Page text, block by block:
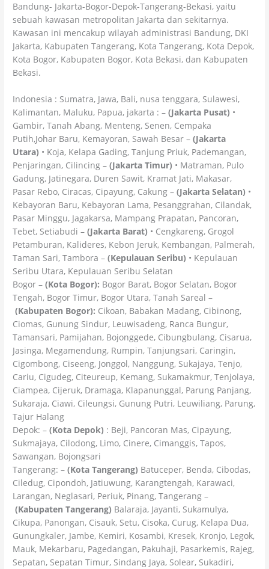
Bandung- Jakarta-Bogor-Depok-Tangerang-Bekasi, yaitu
sebuah kawasan metropolitan Jakarta dan sekitarnya.
Kawasan ini mencakup wilayah administrasi Bandung, DKI
Jakarta, Kabupaten Tangerang, Kota Tangerang, Kota Depok,
Kota Bogor, Kabupaten Bogor, Kota Bekasi, dan Kabupaten
Bekasi.
Indonesia : Sumatra, Jawa, Bali, nusa tenggara, Sulawesi,
Kalimantan, Maluku, Papua, jakarta : –(Jakarta Pusat) •
Gambir, Tanah Abang, Menteng, Senen, Cempaka
Putih,Johar Baru, Kemayoran, Sawah Besar –(Jakarta
Utara) • Koja, Kelapa Gading, Tanjung Priuk, Pademangan,
Penjaringan, Cilincing –(Jakarta Timur) • Matraman, Pulo
Gadung, Jatinegara, Duren Sawit, Kramat Jati, Makasar,
Pasar Rebo, Ciracas, Cipayung, Cakung –(Jakarta Selatan) •
Kebayoran Baru, Kebayoran Lama, Pesanggrahan, Cilandak,
Pasar Minggu, Jagakarsa, Mampang Prapatan, Pancoran,
Tebet, Setiabudi –(Jakarta Barat) • Cengkareng, Grogol
Petamburan, Kalideres, Kebon Jeruk, Kembangan, Palmerah,
Taman Sari, Tambora –(Kepulauan Seribu) • Kepulauan
Seribu Utara, Kepulauan Seribu Selatan
Bogor –(Kota Bogor): Bogor Barat, Bogor Selatan, Bogor
Tengah, Bogor Timur, Bogor Utara, Tanah Sareal –
(Kabupaten Bogor): Cikoan, Babakan Madang, Cibinong,
Ciomas, Gunung Sindur, Leuwisadeng, Ranca Bungur,
Tamansari, Pamijahan, Bojonggede, Cibungbulang, Cisarua,
Jasinga, Megamendung, Rumpin, Tanjungsari, Caringin,
Cigombong, Ciseeng, Jonggol, Nanggung, Sukajaya, Tenjo,
Cariu, Cigudeg, Citeureup, Kemang, Sukamakmur, Tenjolaya,
Ciampea, Cijeruk, Dramaga, Klapanunggal, Parung Panjang,
Sukaraja, Ciawi, Cileungsi, Gunung Putri, Leuwiliang, Parung,
Tajur Halang
Depok: –(Kota Depok) : Beji, Pancoran Mas, Cipayung,
Sukmajaya, Cilodong, Limo, Cinere, Cimanggis, Tapos,
Sawangan, Bojongsari
Tangerang: –(Kota Tangerang) Batuceper, Benda, Cibodas,
Ciledug, Cipondoh, Jatiuwung, Karangtengah, Karawaci,
Larangan, Neglasari, Periuk, Pinang, Tangerang –
(Kabupaten Tangerang) Balaraja, Jayanti, Sukamulya,
Cikupa, Panongan, Cisauk, Setu, Cisoka, Curug, Kelapa Dua,
Gunungkaler, Jambe, Kemiri, Kosambi, Kresek, Kronjo, Legok,
Mauk, Mekarbaru, Pagedangan, Pakuhaji, Pasarkemis, Rajeg,
Sepatan, Sepatan Timur, Sindang Jaya, Solear, Sukadiri,